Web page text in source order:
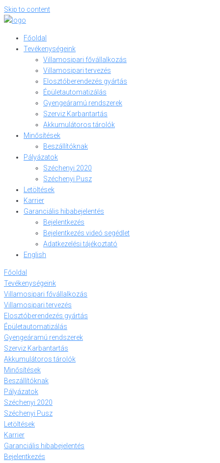
Skip to content
Főoldal
Tevékenységeink
Villamosipari fővállalkozás
Villamosipari tervezés
Elosztóberendezés gyártás
Épületautomatizálás
Gyengeáramú rendszerek
Szerviz Karbantartás
Akkumulátoros tárolók
Minősítések
Beszállítóknak
Pályázatok
Széchenyi 2020
Széchenyi Pusz
Letöltések
Karrier
Garanciális hibabejelentés
Bejelentkezés
Bejelentkezés videó segédlet
Adatkezelési tájékoztató
English
Főoldal
Tevékenységeink
Villamosipari fővállalkozás
Villamosipari tervezés
Elosztóberendezés gyártás
Épületautomatizálás
Gyengeáramú rendszerek
Szerviz Karbantartás
Akkumulátoros tárolók
Minősítések
Beszállítóknak
Pályázatok
Széchenyi 2020
Széchenyi Pusz
Letöltések
Karrier
Garanciális hibabejelentés
Bejelentkezés